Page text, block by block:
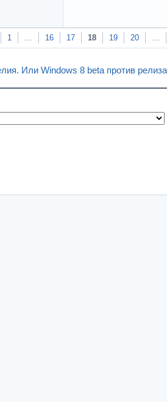
1 16 17 18 19 20
Или Windows 8 beta против